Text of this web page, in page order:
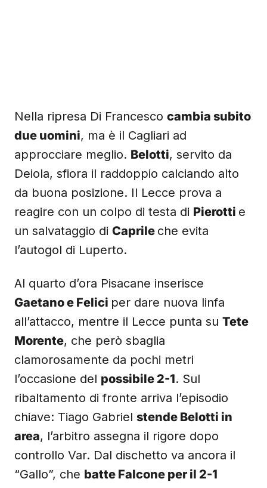
Nella ripresa Di Francesco cambia subito
due uomini, ma è il Cagliari ad
approcciare meglio. Belotti, servito da
Deiola, sfiora il raddoppio calciando alto
da buona posizione. Il Lecce prova a
reagire con un colpo di testa di Pierotti e
un salvataggio di Caprile che evita
l’autogol di Luperto.
Al quarto d’ora Pisacane inserisce
Gaetano e Felici per dare nuova linfa
all’attacco, mentre il Lecce punta su Tete
Morente, che però sbaglia
clamorosamente da pochi metri
l’occasione del possibile 2-1. Sul
ribaltamento di fronte arriva l’episodio
chiave: Tiago Gabriel stende Belotti in
area, l’arbitro assegna il rigore dopo
controllo Var. Dal dischetto va ancora il
“Gallo”, che batte Falcone per il 2-1